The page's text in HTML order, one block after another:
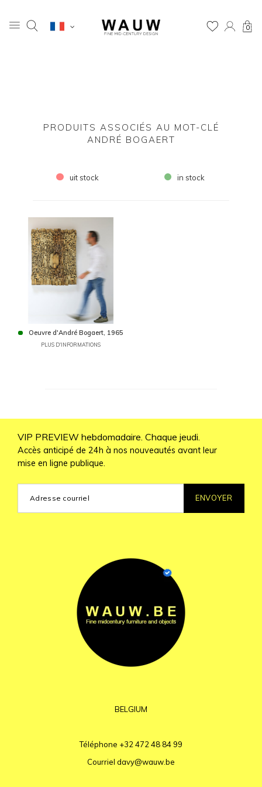
0
PRODUITS ASSOCIÉS AU MOT-CLÉ
ANDRÉ BOGAERT
uit stock in stock
Oeuvre d'André Bogaert, 1965
PLUS D'INFORMATIONS
VIP PREVIEW hebdomadaire. Chaque jeudi.
Accès anticipé de 24h à nos nouveautés avant leur
mise en ligne publique.
ENVOYER
BELGIUM
Téléphone +32 472 48 84 99
Courriel davy@wauw.be